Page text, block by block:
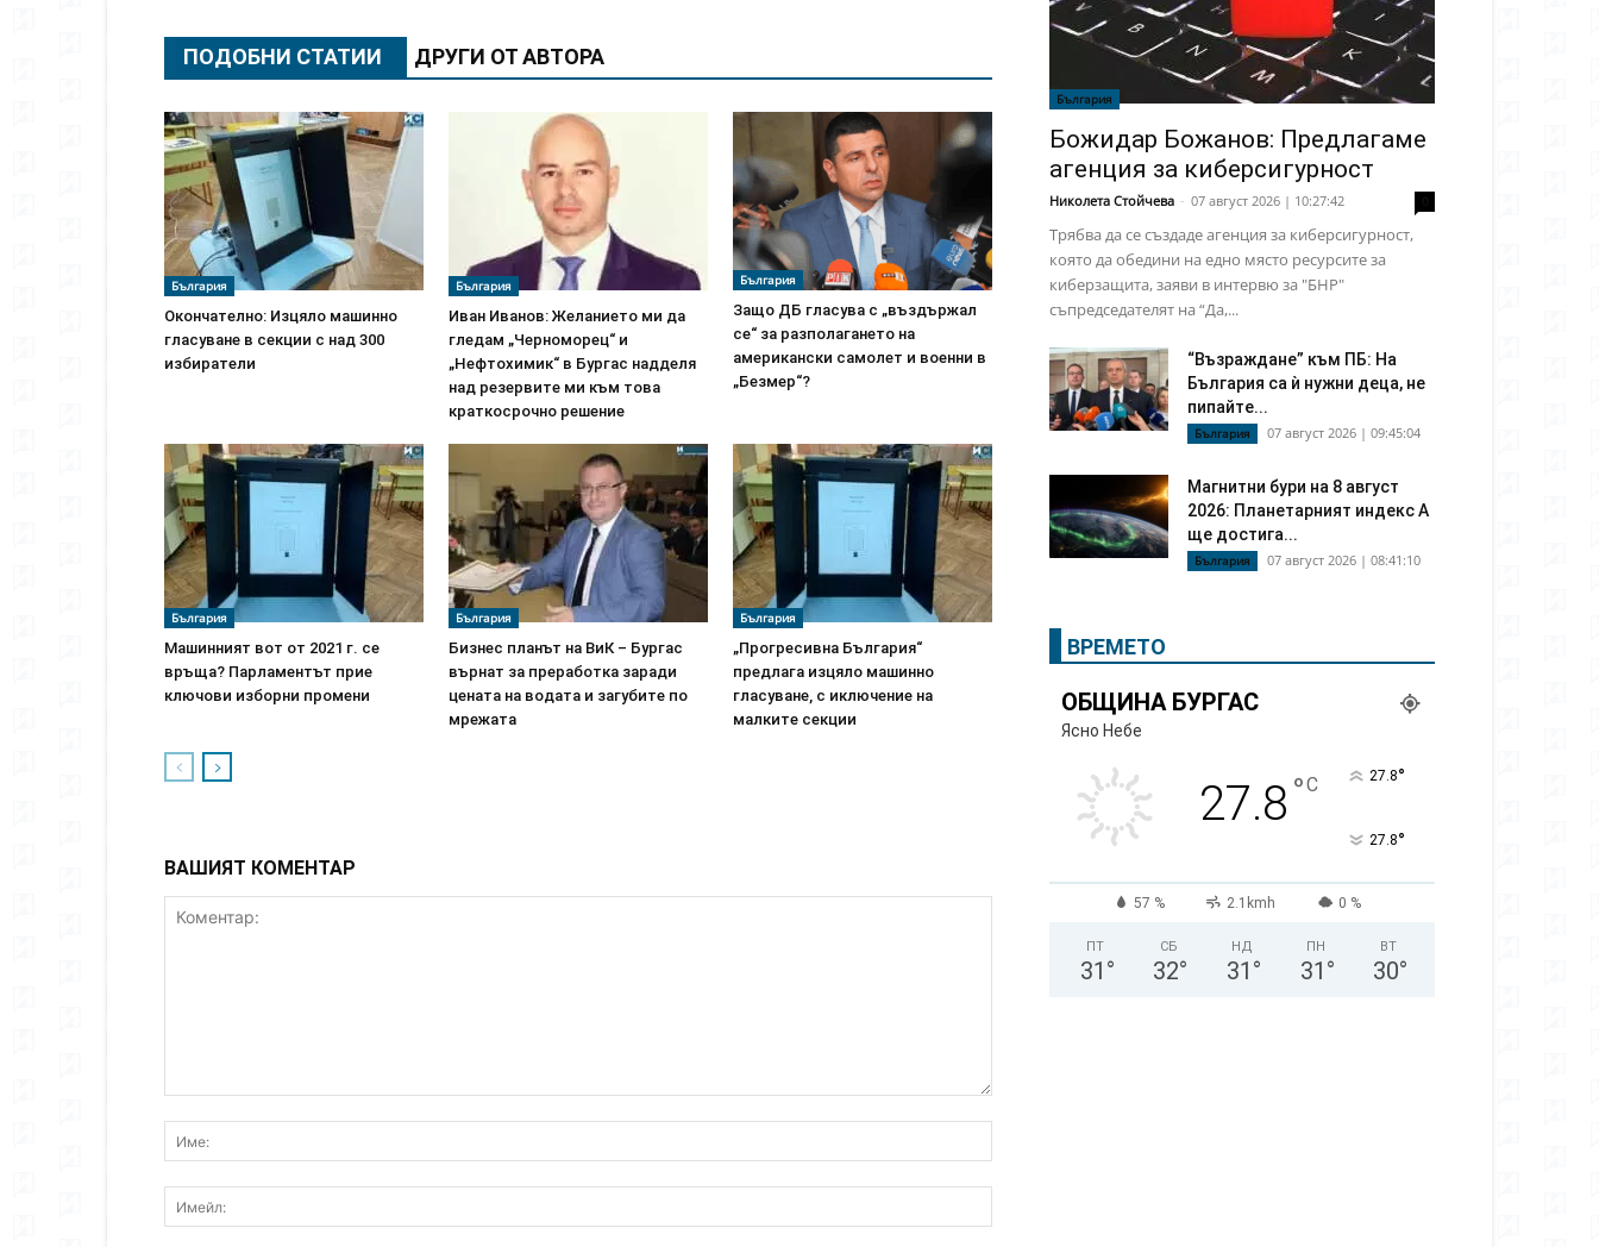
ПОДОБНИ СТАТИИ ДРУГИ ОТ АВТОРА
България
Окончателно: Изцяло машинно
гласуване в секции с над 300
избиратели
България
Иван Иванов: Желанието ми да
гледам „Черноморец“ и
„Нефтохимик“ в Бургас надделя
над резервите ми към това
краткосрочно решение
България
Защо ДБ гласува с „въздържал
се“ за разполагането на
американски самолет и военни в
„Безмер“?
България
Машинният вот от 2021 г. се
връща? Парламентът прие
ключови изборни промени
България
Бизнес планът на ВиК – Бургас
върнат за преработка заради
цената на водата и загубите по
мрежата
България
„Прогресивна България“
предлага изцяло машинно
гласуване, с иключение на
малките секции
ВАШИЯТ КОМЕНТАР
България
Божидар Божанов: Предлагаме
агенция за киберсигурност
Николета Стойчева - 07 август 2026 | 10:27:42
Трябва да се създаде агенция за киберсигурност,
която да обедини на едно място ресурсите за
киберзащита, заяви в интервю за "БНР"
съпредседателят на “Да,...
“Възраждане” към ПБ: На
България са ѝ нужни деца, не
пипайте...
България 07 август 2026 | 09:45:04
Магнитни бури на 8 август
2026: Планетарният индекс А
ще достига...
България 07 август 2026 | 08:41:10
ВРЕМЕТО
ОБЩИНА БУРГАС
Ясно Небе
27.8 °C 27.8°
27.8°
57 % 2.1kmh 0 %
ПТ
31 °
СБ
32°
НД
31 °
ПН
31 °
ВТ
30°